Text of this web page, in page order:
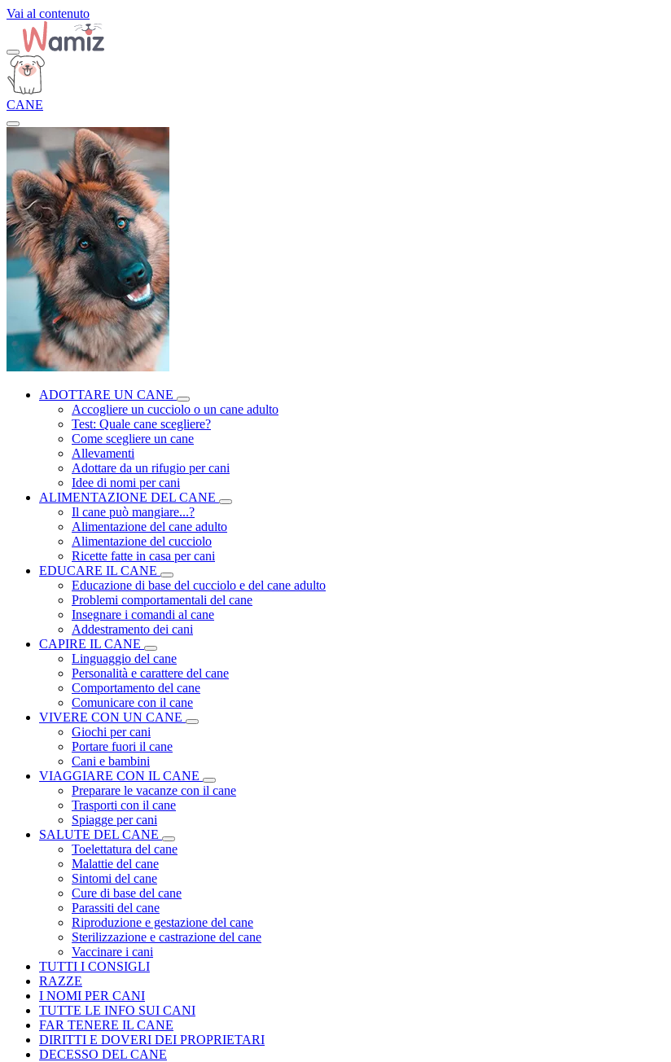
Vai al contenuto
CANE
ADOTTARE UN CANE
Accogliere un cucciolo o un cane adulto
Test: Quale cane scegliere?
Come scegliere un cane
Allevamenti
Adottare da un rifugio per cani
Idee di nomi per cani
ALIMENTAZIONE DEL CANE
Il cane può mangiare...?
Alimentazione del cane adulto
Alimentazione del cucciolo
Ricette fatte in casa per cani
EDUCARE IL CANE
Educazione di base del cucciolo e del cane adulto
Problemi comportamentali del cane
Insegnare i comandi al cane
Addestramento dei cani
CAPIRE IL CANE
Linguaggio del cane
Personalità e carattere del cane
Comportamento del cane
Comunicare con il cane
VIVERE CON UN CANE
Giochi per cani
Portare fuori il cane
Cani e bambini
VIAGGIARE CON IL CANE
Preparare le vacanze con il cane
Trasporti con il cane
Spiagge per cani
SALUTE DEL CANE
Toelettatura del cane
Malattie del cane
Sintomi del cane
Cure di base del cane
Parassiti del cane
Riproduzione e gestazione del cane
Sterilizzazione e castrazione del cane
Vaccinare i cani
TUTTI I CONSIGLI
RAZZE
I NOMI PER CANI
TUTTE LE INFO SUI CANI
FAR TENERE IL CANE
DIRITTI E DOVERI DEI PROPRIETARI
DECESSO DEL CANE